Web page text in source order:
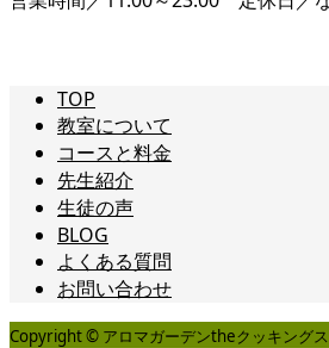
TOP
教室について
コースと料金
先生紹介
生徒の声
BLOG
よくある質問
お問い合わせ
Copyright © アロマガーデンtheクッキング